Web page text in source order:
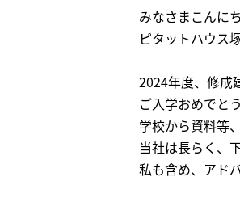
みなさまこんに
ピタットハウス
2024年度、修成
ご入学おめでと
学校から資料等
当社は長らく、
私も含め、アド